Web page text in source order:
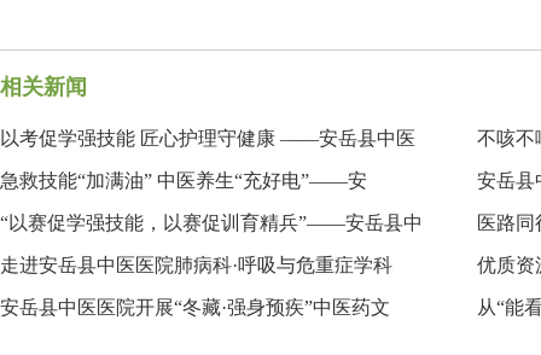
相关新闻
以考促学强技能 匠心护理守健康 ——安岳县中医 不咳不
旬
急救技能“加满油” 中医养生“充好电”——安 安岳县
“以赛促学强技能，以赛促训育精兵”——安岳县中 医路
走进安岳县中医医院肺病科·呼吸与危重症学科 优质资
安岳县中医医院开展“冬藏·强身预疾”中医药文 从“能